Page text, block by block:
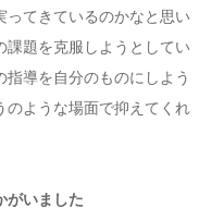
ってきているのかなと思い
課題を克服しようとしてい
導を自分のものにしよう
のような場面で抑えてくれ
がいました